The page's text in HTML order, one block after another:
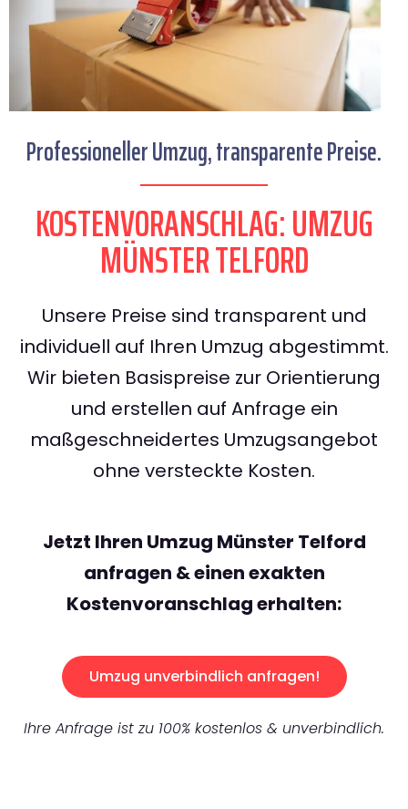
Professioneller Umzug, transparente Preise.
KOSTENVORANSCHLAG: UMZUG
MÜNSTER TELFORD
Unsere Preise sind transparent und
individuell auf Ihren Umzug abgestimmt.
Wir bieten Basispreise zur Orientierung
und erstellen auf Anfrage ein
maßgeschneidertes Umzugsangebot
ohne versteckte Kosten.
Jetzt Ihren Umzug Münster Telford
anfragen & einen exakten
Kostenvoranschlag erhalten:
Umzug unverbindlich anfragen!
Ihre Anfrage ist zu 100% kostenlos & unverbindlich.